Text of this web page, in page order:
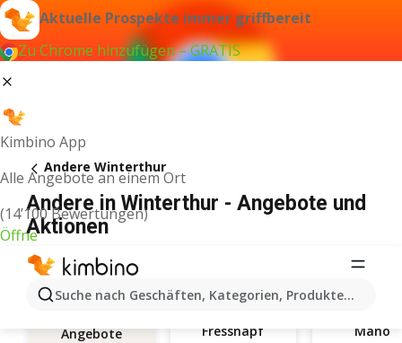
Aktuelle Prospekte immer griffbereit
Zu Chrome hinzufügen – GRATIS
Kimbino App
Alle Angebote an einem Ort
(14’100 Bewertungen)
Öffne
Suche nach Geschäften, Kategorien, Produkten...
Andere Winterthur
Andere in Winterthur - Angebote und
Aktionen
Angebote Fressnapf Manor